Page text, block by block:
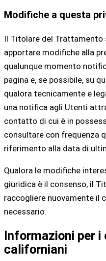
Modifiche a questa
Il Titolare del
apportare modifiche alla
qualunque momento
pagina e, se possibile, su
qualora tecnicamente e
una notifica agli Utenti
contatto di cui è in
consultare con frequenza
riferimento alla data di
Qualora le modifiche
giuridica è il consenso, il
raccogliere nuovamente il
necessario.
Informazioni per
californiani